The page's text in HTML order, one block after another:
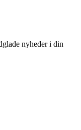
nyheder i din